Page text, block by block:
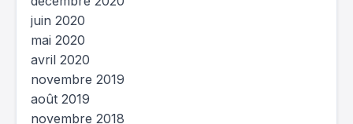
juin 2020
mai 2020
avril 2020
novembre 2019
août 2019
novembre 2018